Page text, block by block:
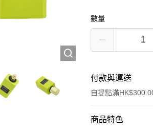
數量
付款與運送
自提點滿
付款方式
商品特色